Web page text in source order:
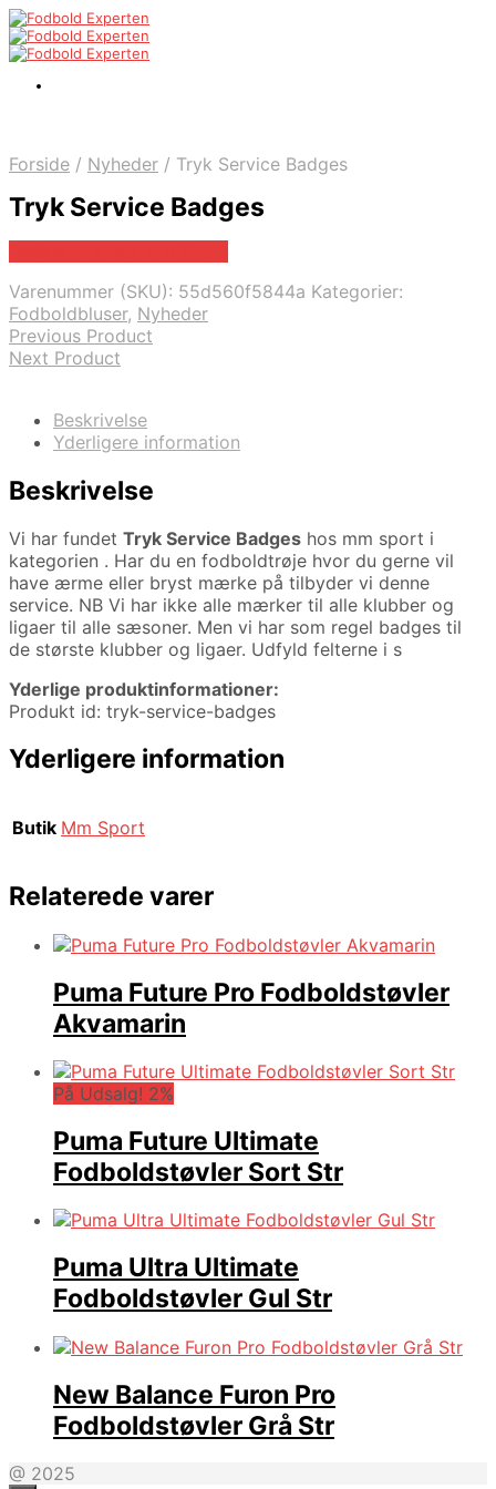
Forside / Nyheder / Tryk Service Badges
Tryk Service Badges
Varenummer (SKU): 55d560f5844a Kategorier:
Fodboldbluser, Nyheder
Previous Product
Next Product
Beskrivelse
Yderligere information
Beskrivelse
Vi har fundet Tryk Service Badges hos mm sport i
kategorien . Har du en fodboldtrøje hvor du gerne vil
have ærme eller bryst mærke på tilbyder vi denne
service. NB Vi har ikke alle mærker til alle klubber og
ligaer til alle sæsoner. Men vi har som regel badges til
de største klubber og ligaer. Udfyld felterne i s
Yderlige produktinformationer:
Produkt id: tryk-service-badges
Yderligere information
Butik Mm Sport
Relaterede varer
Puma Future Pro Fodboldstøvler
Akvamarin
På Udsalg! 2%
Puma Future Ultimate
Fodboldstøvler Sort Str
Puma Ultra Ultimate
Fodboldstøvler Gul Str
New Balance Furon Pro
Fodboldstøvler Grå Str
@ 2025